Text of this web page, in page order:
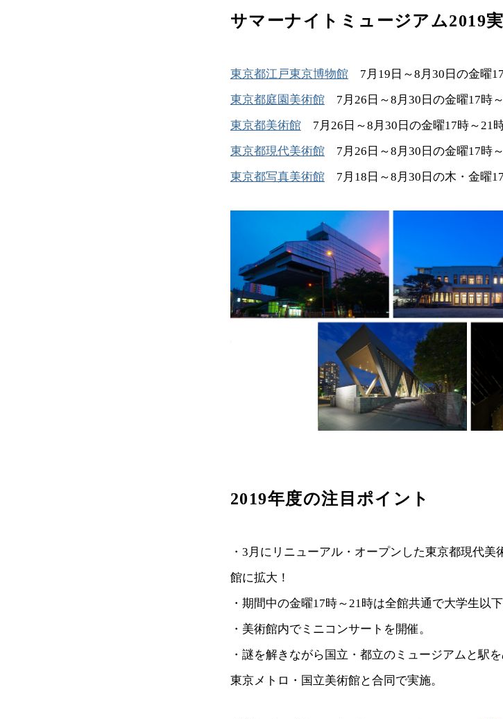
サマーナイトミュージアム2019
東京都江戸東京博物館 7月19日～8月30日の金曜
東京都庭園美術館 7月26日～8月30日の金曜17時
東京都美術館 7月26日～8月30日の金曜17時～21
東京都現代美術館 7月26日～8月30日の金曜17時
東京都写真美術館 7月18日～8月30日の木・金曜
2019年度の注目ポイント
・3月にリニューアル・オープンした東京都現代
館に拡大！
・期間中の金曜17時～21時は全館共通で大学生以
・美術館内でミニコンサートを開催。
・謎を解きながら国立・都立のミュージアムと駅
東京メトロ・国立美術館と合同で実施。